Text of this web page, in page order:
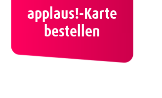
applaus!-Karte
bestellen